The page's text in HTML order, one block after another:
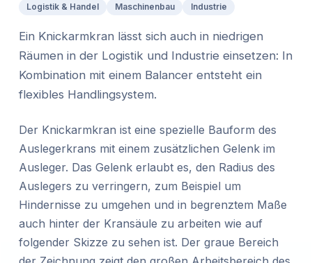
Logistik & Handel
Maschinenbau Industrie
Ein Knickarmkran lässt sich auch in niedrigen
Räumen in der Logistik und Industrie einsetzen: In
Kombination mit einem Balancer entsteht ein
flexibles Handlingsystem.
Der Knickarmkran ist eine spezielle Bauform des
Auslegerkrans mit einem zusätzlichen Gelenk im
Ausleger. Das Gelenk erlaubt es, den Radius des
Auslegers zu verringern, zum Beispiel um
Hindernisse zu umgehen und in begrenztem Maße
auch hinter der Kransäule zu arbeiten wie auf
folgender Skizze zu sehen ist. Der graue Bereich